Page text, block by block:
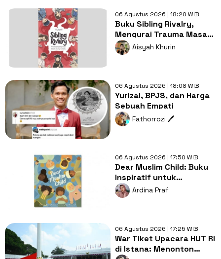
06 Agustus 2026 | 18:20 WIB
Buku Sibling Rivalry,
Mengurai Trauma Masa
Kecil dan Persaingan
Antarsaudara
Aisyah Khurin
06 Agustus 2026 | 18:08 WIB
Yurizal, BPJS, dan Harga
Sebuah Empati
Fathorrozi 🖊️
06 Agustus 2026 | 17:50 WIB
Dear Muslim Child: Buku
Inspiratif untuk
Tumbuhkan Percaya Diri
Anak Muslim
Ardina Praf
06 Agustus 2026 | 17:25 WIB
War Tiket Upacara HUT RI
di Istana: Menonton